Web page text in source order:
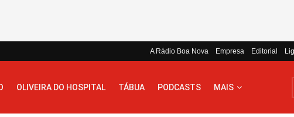
A Rádio Boa Nova Empresa Editorial
OLIVEIRA DO HOSPITAL TÁBUA PODCASTS MAIS